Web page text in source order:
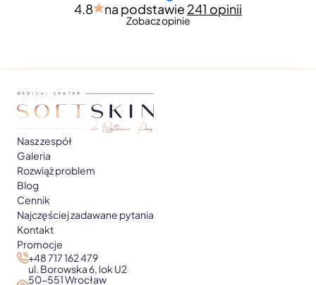
4.8 na podstawie 241 opinii
Zobacz opinie
Nasz zespół
Galeria
Rozwiąż problem
Blog
Cennik
Najczęściej zadawane pytania
Kontakt
Promocje
+48 717 162 479
ul. Borowska 6, lok U2
50-551 Wrocław